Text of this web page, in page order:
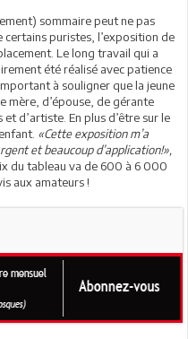
sommaire peut ne pas
puristes, l’exposition de
Le long travail qui a
été réalisé avec patience
à souligner que la jeune
mère, d’épouse, de gérante
d’artiste. En plus d’être sur le
«Cette exposition m’a
et beaucoup d’application!»,
du tableau va de 600 à 6 000
aux amateurs !